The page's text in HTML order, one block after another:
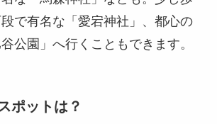
で有名な「愛宕神社」、都心の
公園」へ行くこともできます。
ポットは？